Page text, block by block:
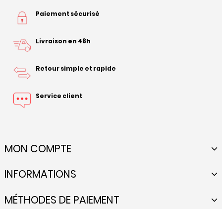
Paiement sécurisé
Livraison en 48h
Retour simple et rapide
Service client
MON COMPTE
INFORMATIONS
MÉTHODES DE PAIEMENT